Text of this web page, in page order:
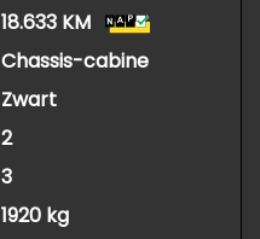
18.633 KM
Chassis-cabine
Zwart
2
3
1920 kg